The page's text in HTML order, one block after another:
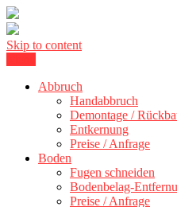
Skip to content
+ 300 kmAbbruch
Handabbruch
Demontage /
Entkernung
Preise / Anfrage
Boden
Fugen schneiden
Bodenbelag-
Preise / Anfrage